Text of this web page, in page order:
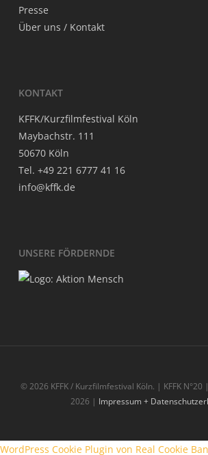
Pres­se
Über uns / Kontakt
KON­TAKT
KFFK/Kurzfilmfestival Köln
May­bach­str. 111
50670 Köln
Tel. +49 221 6777 41 16
info@kffk.de
UNSE­RE FÖRDERNDE
© 2026 KFFK / Kurzfilmfestival Köln. | KFFK
2026 | Impressum +
WordPress Cookie Plugin von Real Cookie